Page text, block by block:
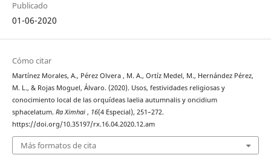
Publicado
01-06-2020
Cómo citar
Martínez Morales, A., Pérez Olvera , M. A., Ortíz Medel, M., Hernández Pérez,
M. L., & Rojas Moguel, Álvaro. (2020). Usos, festividades religiosas y
conocimiento local de las orquídeas laelia autumnalis y oncidium
sphacelatum. Ra Ximhai , 16(4 Especial), 251–272.
https://doi.org/10.35197/rx.16.04.2020.12.am
Más formatos de cita